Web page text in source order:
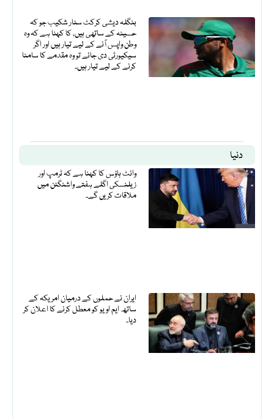
بنگلہ دیشی کرکٹ سٹار شکیب جو کہ
حسینہ کے ساتھی ہیں، کا کہنا ہے کہ وہ
وطن واپس آنے کے لیے تیار ہیں اور اگر
سیکیورٹی دی جائے تو وہ مقدمے کا سامنا
کرنے کے لیے تیار ہیں۔
دنیا
وائٹ ہاؤس کا کہنا ہے کہ ٹرمپ اور
زیلنسکی اگلے ہفتے واشنگٹن میں
ملاقات کریں گے۔
ایران نے حملوں کے درمیان امریکہ کے
ساتھ ایم او یو کو معطل کرنے کا اعلان کر
دیا۔